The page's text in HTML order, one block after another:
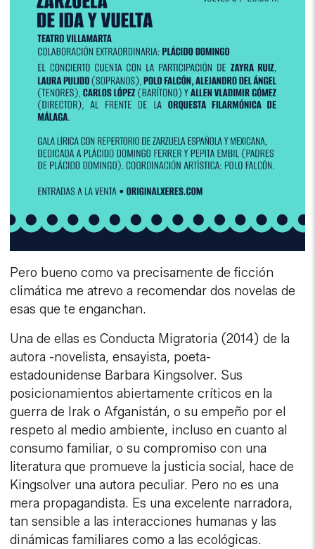
Pero bueno como va precisamente de ficción
climática me atrevo a recomendar dos novelas de
esas que te enganchan.
Una de ellas es Conducta Migratoria (2014) de la
autora -novelista, ensayista, poeta-
estadounidense Barbara Kingsolver. Sus
posicionamientos abiertamente críticos en la
guerra de Irak o Afganistán, o su empeño por el
respeto al medio ambiente, incluso en cuanto al
consumo familiar, o su compromiso con una
literatura que promueve la justicia social, hace de
Kingsolver una autora peculiar. Pero no es una
mera propagandista. Es una excelente narradora,
tan sensible a las interacciones humanas y las
dinámicas familiares como a las ecológicas.